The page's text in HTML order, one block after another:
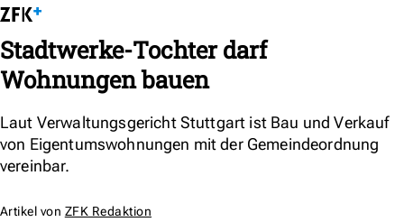
Stadtwerke-Tochter darf
Wohnungen bauen
Laut Verwaltungsgericht Stuttgart ist Bau und Verkauf
von Eigentumswohnungen mit der Gemeindeordnung
vereinbar.
Artikel von ZFK Redaktion